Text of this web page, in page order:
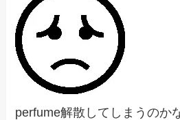
perfume解散してしまうのか